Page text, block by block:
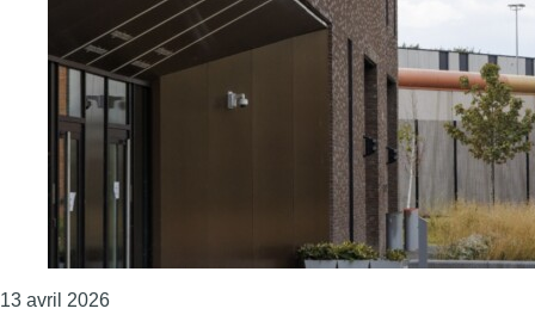
13 avril 2026Consulter l'article "Une grève de 24 heures a